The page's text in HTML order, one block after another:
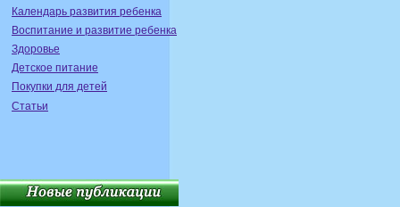
Календарь развития ребенка
Воспитание и развитие ребенка
Здоровье
Детское питание
Покупки для детей
Статьи